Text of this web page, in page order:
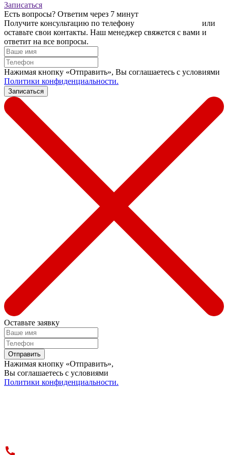
Записаться
Есть вопросы? Ответим через 7 минут
Получите консультацию по телефону
или
оставьте свои контакты. Наш менеджер свяжется с вами и
ответит на все вопросы.
Нажимая кнопку «Отправить», Вы соглашаетесь c условиями
Политики конфиденциальности.
Записаться
Оставьте заявку
Отправить
Нажимая кнопку «Отправить»,
Вы соглашаетесь c условиями
Политики конфиденциальности.